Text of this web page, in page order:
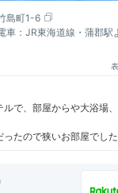
島町1-6
車：JR東海道線・蒲郡
で、部屋からや大浴場
たので狭いお部屋でし
願いしていたのに、部